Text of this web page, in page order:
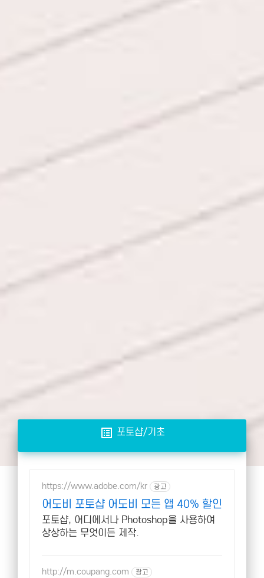
list_alt 포토샵/기초
https://www.adobe.com/kr 광고
어도비 포토샵 어도비 모든 앱 40% 할인
포토샵, 어디에서나 Photoshop을 사용하여
상상하는 무엇이든 제작.
http://m.coupang.com 광고